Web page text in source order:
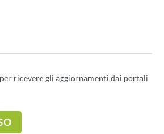
ricevere gli aggiornamenti dai portali